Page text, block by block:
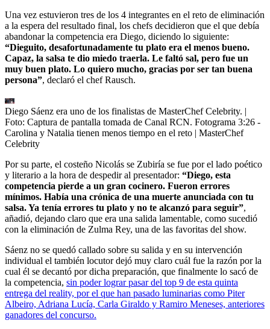
Una vez estuvieron tres de los 4 integrantes en el reto de eliminación
a la espera del resultado final, los chefs decidieron que el que debía
abandonar la competencia era Diego, diciendo lo siguiente:
“Dieguito, desafortunadamente tu plato era el menos bueno.
Capaz, la salsa te dio miedo traerla. Le faltó sal, pero fue un
muy buen plato. Lo quiero mucho, gracias por ser tan buena
persona”, declaró el chef Rausch.
Diego Sáenz era uno de los finalistas de MasterChef Celebrity. |
Foto: Captura de pantalla tomada de Canal RCN. Fotograma 3:26 -
Carolina y Natalia tienen menos tiempo en el reto | MasterChef
Celebrity
Por su parte, el costeño Nicolás se Zubiría se fue por el lado poético
y literario a la hora de despedir al presentador: “Diego, esta
competencia pierde a un gran cocinero. Fueron errores
mínimos. Había una crónica de una muerte anunciada con tu
salsa. Ya tenía errores tu plato y no te alcanzó para seguir”,
añadió, dejando claro que era una salida lamentable, como sucedió
con la eliminación de Zulma Rey, una de las favoritas del show.
Sáenz no se quedó callado sobre su salida y en su intervención
individual el también locutor dejó muy claro cuál fue la razón por la
cual él se decantó por dicha preparación, que finalmente lo sacó de
la competencia, sin poder lograr pasar del top 9 de esta quinta
entrega del reality, por el que han pasado luminarias como Piter
Albeiro, Adriana Lucía, Carla Giraldo y Ramiro Meneses, anteriores
ganadores del concurso.